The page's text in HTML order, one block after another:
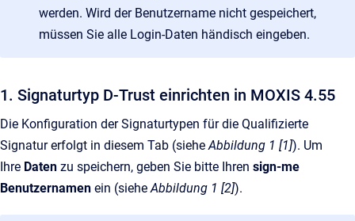
werden. Wird der Benutzername nicht gespeichert,
müssen Sie alle Login-Daten händisch eingeben.
1. Signaturtyp D-Trust einrichten in MOXIS 4.55
Die Konfiguration der Signaturtypen für die Qualifizierte
Signatur erfolgt in diesem Tab (sieheAbbildung 1 [1]). Um
Ihre Daten zu speichern, geben Sie bitte Ihren sign-me
Benutzernamen ein (sieheAbbildung 1 [2]).